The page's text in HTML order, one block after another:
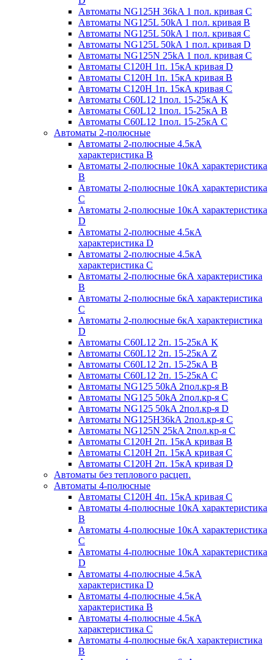
Автоматы NG125H 36kA 1 пол. кривая C
Автоматы NG125L 50kA 1 пол. кривая B
Автоматы NG125L 50kA 1 пол. кривая C
Автоматы NG125L 50kA 1 пол. кривая D
Автоматы NG125N 25kA 1 пол. кривая C
Автоматы С120H 1п. 15кА кривая D
Автоматы С120H 1п. 15кА кривая В
Автоматы С120H 1п. 15кА кривая С
Автоматы С60L12 1пол. 15-25кА K
Автоматы С60L12 1пол. 15-25кА В
Автоматы С60L12 1пол. 15-25кА С
Автоматы 2-полюсные
Автоматы 2-полюсные 4.5кА
характеристика В
Автоматы 2-полюсные 10кА характеристика
B
Автоматы 2-полюсные 10кА характеристика
C
Автоматы 2-полюсные 10кА характеристика
D
Автоматы 2-полюсные 4.5кА
характеристика D
Автоматы 2-полюсные 4.5кА
характеристика С
Автоматы 2-полюсные 6кА характеристика
B
Автоматы 2-полюсные 6кА характеристика
C
Автоматы 2-полюсные 6кА характеристика
D
Автоматы C60L12 2п. 15-25кА K
Автоматы C60L12 2п. 15-25кА Z
Автоматы C60L12 2п. 15-25кА B
Автоматы C60L12 2п. 15-25кА C
Автоматы NG125 50kA 2пол.кр-я B
Автоматы NG125 50kA 2пол.кр-я C
Автоматы NG125 50kA 2пол.кр-я D
Автоматы NG125H36kA 2пол.кр-я C
Автоматы NG125N 25kA 2пол.кр-я C
Автоматы С120H 2п. 15кА кривая B
Автоматы С120H 2п. 15кА кривая C
Автоматы С120H 2п. 15кА кривая D
Автоматы без теплового расцеп.
Автоматы 4-полюсные
Автоматы С120H 4п. 15кА кривая C
Автоматы 4-полюсные 10кА характеристика
B
Автоматы 4-полюсные 10кА характеристика
C
Автоматы 4-полюсные 10кА характеристика
D
Автоматы 4-полюсные 4.5кА
характеристика D
Автоматы 4-полюсные 4.5кА
характеристика В
Автоматы 4-полюсные 4.5кА
характеристика С
Автоматы 4-полюсные 6кА характеристика
B